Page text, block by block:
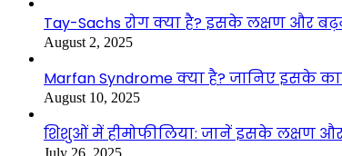
Tay-Sachs रोग क्या है? इसके लक्षण और बढ़ने
August 2, 2025
Marfan Syndrome क्या है? जानिए इसके
August 10, 2025
शिशुओं में हीमोफीलिया: जानें इसके लक्षण
July 26, 2025